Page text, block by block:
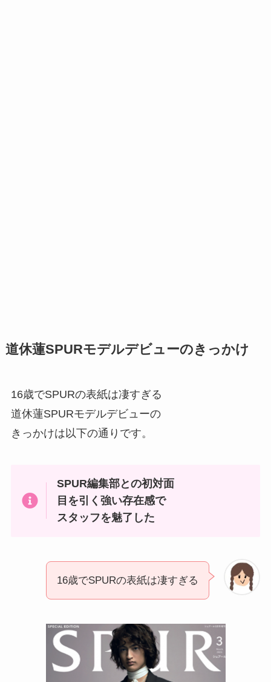
道休蓮SPURモデルデビューのきっかけ
16歳でSPURの表紙は凄すぎる
道休蓮SPURモデルデビューの
きっかけは以下の通りです。
SPUR編集部との初対面
目を引く強い存在感で
スタッフを魅了した
16歳でSPURの表紙は凄すぎる